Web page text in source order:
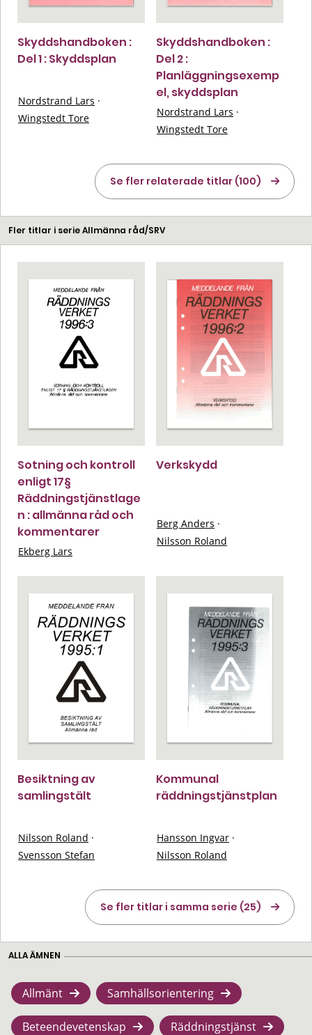
Skyddshandboken :
Del 1 : Skyddsplan
Nordstrand Lars ·
Wingstedt Tore
Skyddshandboken :
Del 2 :
Planläggningsexemp
el, skyddsplan
Nordstrand Lars ·
Wingstedt Tore
Se fler relaterade titlar (100)
Fler titlar i serie Allmänna råd/SRV
Sotning och kontroll
enligt 17§
Räddningstjänstlage
n : allmänna råd och
kommentarer
Ekberg Lars
Verkskydd
Berg Anders ·
Nilsson Roland
Besiktning av
samlingstält
Nilsson Roland ·
Svensson Stefan
Kommunal
räddningstjänstplan
Hansson Ingvar ·
Nilsson Roland
Se fler titlar i samma serie (25)
ALLA ÄMNEN
Allmänt Samhällsorientering
Beteendevetenskap Räddningstjänst